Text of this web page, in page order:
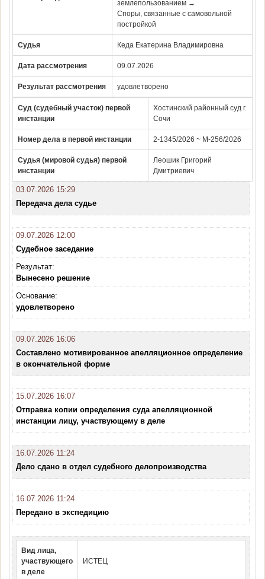
землепользованием →
Споры, связанные с самовольной
постройкой
Судья Кеда Екатерина Владимировна
Дата рассмотрения 09.07.2026
Результат рассмотрения удовлетворено
Суд (судебный участок) первой
инстанции
Хостинский районный суд г.
Сочи
Номер дела в первой инстанции 2-1345/2026 ~ М-256/2026
Судья (мировой судья) первой
инстанции
Леошик Григорий
Дмитриевич
03.07.2026 15:29
Передача дела судье
09.07.2026 12:00
Судебное заседание
Результат:
Вынесено решение
Основание:
удовлетворено
09.07.2026 16:06
Составлено мотивированное апелляционное определение
в окончательной форме
15.07.2026 16:07
Отправка копии определения суда апелляционной
инстанции лицу, участвующему в деле
16.07.2026 11:24
Дело сдано в отдел судебного делопроизводства
16.07.2026 11:24
Передано в экспедицию
Вид лица,
участвующего
в деле
ИСТЕЦ